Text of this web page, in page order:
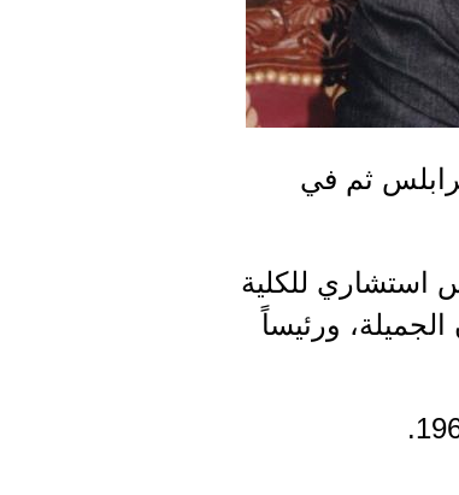
ثم في
استشاري للكلية
ورئيساً